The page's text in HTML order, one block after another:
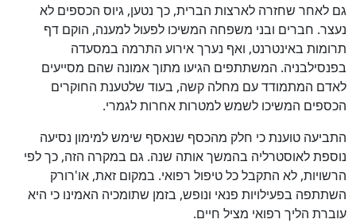
גם לאחר שחזרה לארצות הברית, כך נטען, גיוס הכספים לא
נעצר. חברים ובני משפחה המשיכו לפעול למענה, הוקם דף
תרומות באינטרנט, ואף נערך אירוע התרמה במסעדה
בפנסילבניה. המשתתפים הגיעו מתוך אמונה שהם מסייעים
לאדם המתמודד עם מחלה קשה, בעוד שלטענת החוקרים
הכספים המשיכו לשמש למטרות אחרות לגמרי.
התביעה טוענת כי חלק מהכסף שנאסף שימש למימון נסיעה
נוספת לאוסטרליה בהמשך אותה שנה. גם במקרה הזה, כך לפי
הרשויות, לא התקבל כל טיפול רפואי. במקום זאת, או'רורק
השתתפה בפעילויות פנאי ונופש, בזמן שתומכיה האמינו כי היא
עוברת הליך רפואי מציל חיים.
100%כן